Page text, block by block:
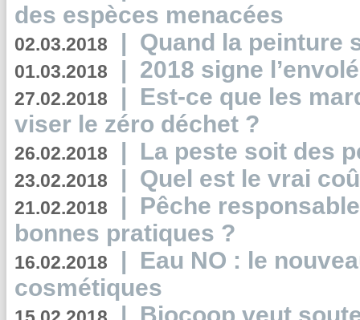
des espèces menacées
02.03.2018 | Quand la peinture
01.03.2018 | 2018 signe
27.02.2018 | Est-ce que les
viser le zéro déchet ?
26.02.2018 | La peste soit des
23.02.2018 | Quel est le vrai
21.02.2018 | Pêche
bonnes pratiques ?
16.02.2018 | Eau NO : le
cosmétiques